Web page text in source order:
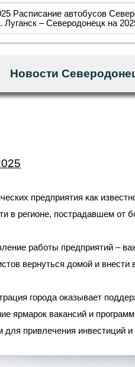
Расписание автобусов
Луганск – Северодонецк на
Новости
предприятия как
в регионе, пострадавшем от
работы предприятий –
вернуться домой и
города оказывает
ярмарок вакансий и
для привлечения инвестиций